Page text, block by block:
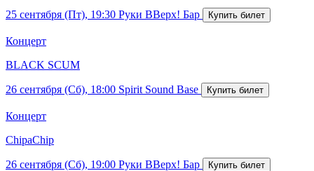
25 сентября (Пт), 19:30 Руки ВВерх! Бар
Концерт
BLACK SCUM
26 сентября (Сб), 18:00 Spirit Sound Base
Концерт
ChipaChip
26 сентября (Сб), 19:00 Руки ВВерх! Бар